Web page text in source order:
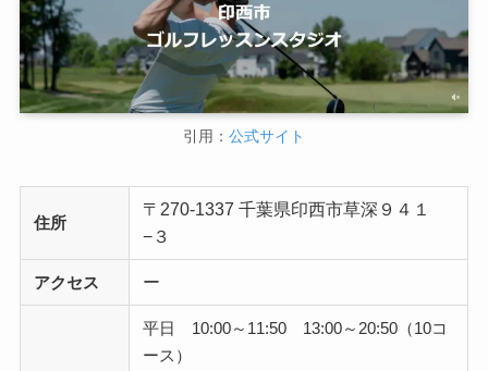
引用： 公式サイト
住所
〒270-1337 千葉県印西市草深９４１
−３
アクセス ー
平日 10:00～11:50 13:00～20:50（10コ
ース）